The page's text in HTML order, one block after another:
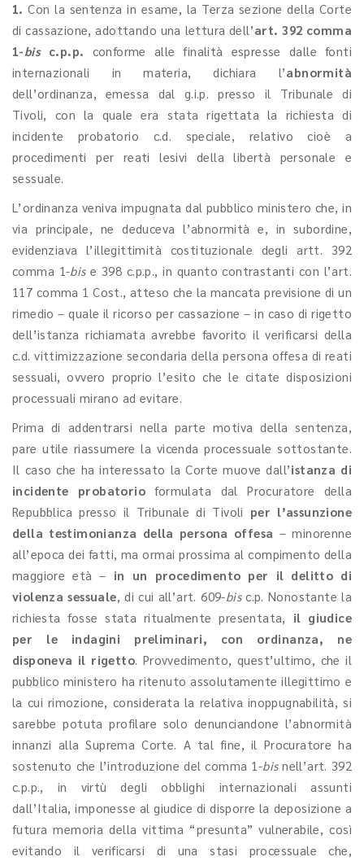
1.Con la sentenza in esame, la Terza sezione della Corte
di cassazione, adottando una lettura dell’art. 392 comma
1-bisc.p.p. conforme alle finalità espresse dalle fonti
internazionali in materia, dichiara l’abnormità
dell’ordinanza, emessa dal g.i.p. presso il Tribunale di
Tivoli, con la quale era stata rigettata la richiesta di
incidente probatorio c.d. speciale, relativo cioè a
procedimenti per reati lesivi della libertà personale e
sessuale.
L’ordinanza veniva impugnata dal pubblico ministero che, in
via principale, ne deduceva l’abnormità e, in subordine,
evidenziava l’illegittimità costituzionale degli artt. 392
comma 1-bise 398 c.p.p., in quanto contrastanti con l’art.
117 comma 1 Cost., atteso che la mancata previsione di un
rimedio – quale il ricorso per cassazione – in caso di rigetto
dell’istanza richiamata avrebbe favorito il verificarsi della
c.d. vittimizzazione secondaria della persona offesa di reati
sessuali, ovvero proprio l’esito che le citate disposizioni
processuali mirano ad evitare.
Prima di addentrarsi nella parte motiva della sentenza,
pare utile riassumere la vicenda processuale sottostante.
Il caso che ha interessato la Corte muove dall’istanza di
incidente probatorio formulata dal Procuratore della
Repubblica presso il Tribunale di Tivoli per l’assunzione
della testimonianza della persona offesa – minorenne
all’epoca dei fatti, ma ormai prossima al compimento della
maggiore età – in un procedimento per il delitto di
violenza sessuale, di cui all’art. 609-bisc.p. Nonostante la
richiesta fosse stata ritualmente presentata, il giudice
per le indagini preliminari, con ordinanza, ne
disponeva il rigetto. Provvedimento, quest’ultimo, che il
pubblico ministero ha ritenuto assolutamente illegittimo e
la cui rimozione, considerata la relativa inoppugnabilità, si
sarebbe potuta profilare solo denunciandone l’abnormità
innanzi alla Suprema Corte. A tal fine, il Procuratore ha
sostenuto che l’introduzione del comma 1-bisnell’art. 392
c.p.p., in virtù degli obblighi internazionali assunti
dall’Italia, imponesse al giudice di disporre la deposizione a
futura memoria della vittima “presunta” vulnerabile, così
evitando il verificarsi di una stasi processuale che,